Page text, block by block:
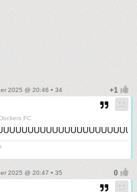
2025 @ 20:46 • 34
FC
2025 @ 20:47 • 35